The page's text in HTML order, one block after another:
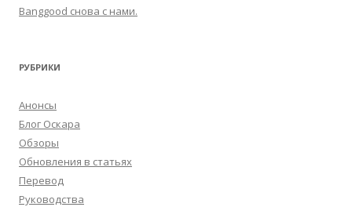
Banggood снова с нами.
РУБРИКИ
Анонсы
Блог Оскара
Обзоры
Обновления в статьях
Перевод
Руководства